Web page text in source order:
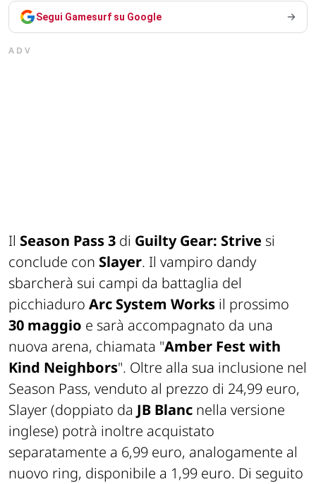
Segui Gamesurf su Google
ADV
Il Season Pass 3 di Guilty Gear: Strive si
conclude con Slayer. Il vampiro dandy
sbarcherà sui campi da battaglia del
picchiaduro Arc System Works il prossimo
30 maggio e sarà accompagnato da una
nuova arena, chiamata "Amber Fest with
Kind Neighbors". Oltre alla sua inclusione nel
Season Pass, venduto al prezzo di 24,99 euro,
Slayer (doppiato da JB Blanc nella versione
inglese) potrà inoltre acquistato
separatamente a 6,99 euro, analogamente al
nuovo ring, disponibile a 1,99 euro. Di seguito